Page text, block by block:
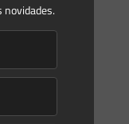
para
2016 –
de navios
novidades.